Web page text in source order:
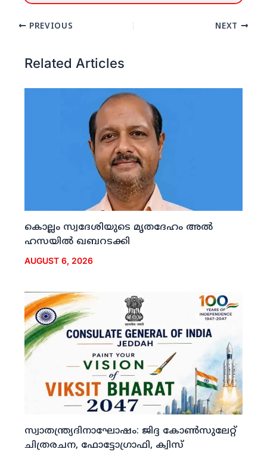
PREVIOUS NEXT
Related Articles
കൊല്ലം സ്വദേശിയുടെ മൃതദേഹം അല്‍
ഹസയില്‍ ഖബറടക്കി
AUGUST 6, 2026
സ്വാതന്ത്ര്യദിനാഘോഷം: ജിദ്ദ കോണ്‍സുലേറ്റ്
ചിത്രരചന, ഫോട്ടോഗ്രാഫി, ക്വിസ്